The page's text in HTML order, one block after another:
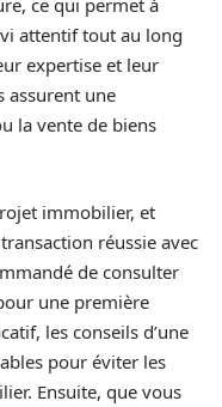
ce qui permet à
attentif tout au long
expertise et leur
assurent une
la vente de biens
immobilier, et
réussie avec
de consulter
une première
les conseils d’une
pour éviter les
Ensuite, que vous